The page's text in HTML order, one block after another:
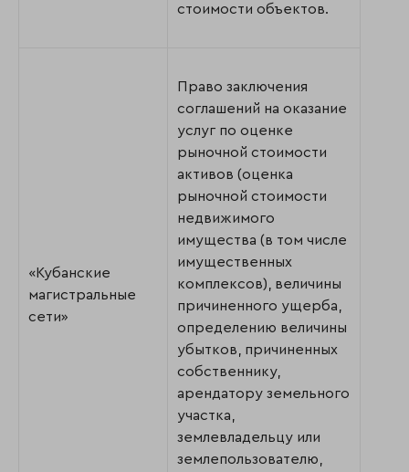
стоимости объектов.
«Кубанские
магистральные
сети»
Право заключения
соглашений на оказание
услуг по оценке
рыночной стоимости
активов (оценка
рыночной стоимости
недвижимого
имущества (в том числе
имущественных
комплексов), величины
причиненного ущерба,
определению величины
убытков, причиненных
собственнику,
арендатору земельного
участка,
землевладельцу или
землепользователю,